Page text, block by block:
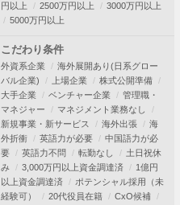
円以上
2500万円以上
3000万円以上
5000万円以上
こだわり条件
外資系企業
海外展開あり(日系グロー
バル企業)
上場企業
株式公開準備
大手企業
ベンチャー企業
管理職・
マネジャー
マネジメント業務なし
新規事業・新サービス
海外出張
海
外折衝
英語力が必要
中国語力が必
要
英語力不問 転勤なし
土日祝休
み
3,000万円以上資金調達済
1億円
以上資金調達済
ポテンシャル採用（未
経験可）
20代役員在籍
CxO候補